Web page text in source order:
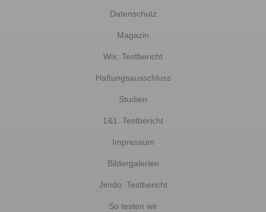
Datenschutz
Magazin
Wix: Testbericht
Haftungsausschluss
Studien
1&1: Testbericht
Impressum
Bildergalerien
Jimdo: Testbericht
So testen wir